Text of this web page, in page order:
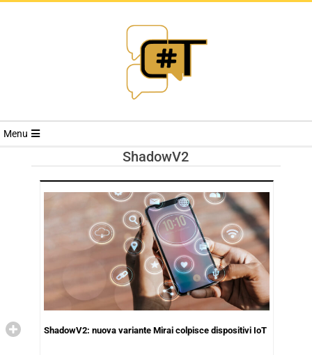
RIVISTA
TRENDS
Menu
ShadowV2
ShadowV2: nuova variante Mirai colpisce dispositivi IoT